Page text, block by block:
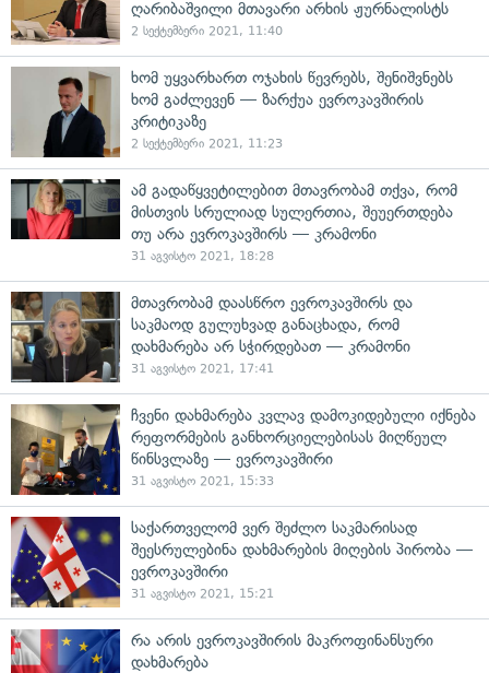
ღარიბაშვილი მთავარი არხის ჟურნალისტს
2 სექტემბერი 2021, 11:40
ხომ უყვარხართ ოჯახის წევრებს, შენიშვნებს
ხომ გაძლევენ — ზარქუა ევროკავშირის
კრიტიკაზე
2 სექტემბერი 2021, 11:23
ამ გადაწყვეტილებით მთავრობამ თქვა, რომ
მისთვის სრულიად სულერთია, შეუერთდება
თუ არა ევროკავშირს — კრამონი
31 აგვისტო 2021, 18:28
მთავრობამ დაასწრო ევროკავშირს და
საკმაოდ გულუხვად განაცხადა, რომ
დახმარება არ სჭირდებათ — კრამონი
31 აგვისტო 2021, 17:41
ჩვენი დახმარება კვლავ დამოკიდებული იქნება
რეფორმების განხორციელებისას მიღწეულ
წინსვლაზე — ევროკავშირი
31 აგვისტო 2021, 15:33
საქართველომ ვერ შეძლო საკმარისად
შეესრულებინა დახმარების მიღების პირობა —
ევროკავშირი
31 აგვისტო 2021, 15:21
რა არის ევროკავშირის მაკროფინანსური
დახმარება